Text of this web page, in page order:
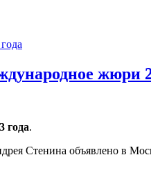
жюри
года.
Стенина объявлено в